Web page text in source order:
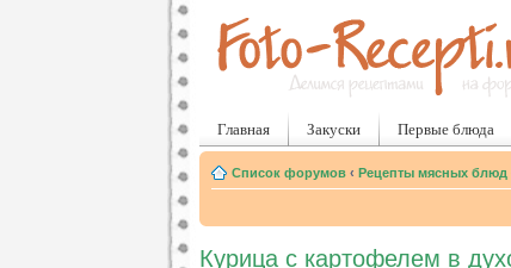
Главная Закуски Первые блюда
Список форумов ‹ Рецепты мясных блюд
Курица с картофелем в